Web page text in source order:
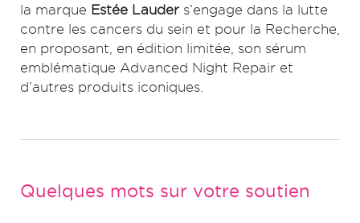
la marque Estée Lauder s’engage dans la lutte
contre les cancers du sein et pour la Recherche,
en proposant, en édition limitée, son sérum
emblématique Advanced Night Repair et
d’autres produits iconiques.
Quelques mots sur votre soutien